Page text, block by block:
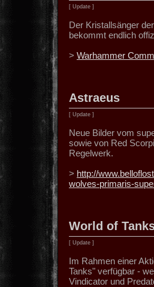
[ Update ]
Der Kristallsänger
bekommt endlich
> Warhammer
Astraeus
[ Update ]
Neue Bilder vom
sowie von Red
Regelwerk.
> http://
wolves-primaris-
World of
[ Update ]
Im Rahmen einer
Tanks" verfügbar -
Vindicator und